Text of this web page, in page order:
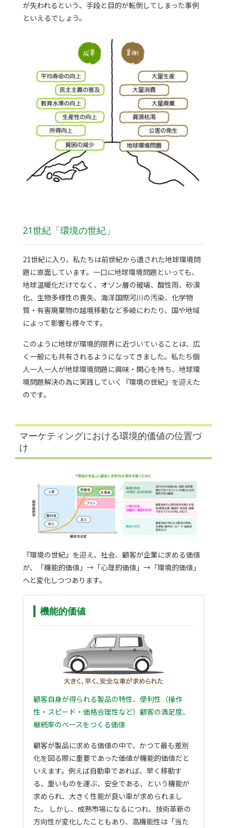
が失われるという、手段と目的が転倒してしまった事例
といえるでしょう。
21世紀「環境の世紀」
21世紀に入り、私たちは前世紀から遺された地球環境問
題に直面しています。一口に地球環境問題といっても、
地球温暖化だけでなく、オゾン層の破壊、酸性雨、砂漠
化、生物多様性の喪失、海洋国際河川の汚染、化学物
質・有害廃棄物の越境移動など多岐にわたり、国や地域
によって影響も様々です。
このように地球が環境的限界に近づいていることは、広
く一般にも共有されるようになってきました。私たち個
人一人一人が地球環境問題に興味・関心を持ち、地球環
境問題解決の為に実践していく『環境の世紀』を迎えた
のです。
マーケティングにおける環境的価値の位置づ
け
『環境の世紀』を迎え、社会、顧客が企業に求める価値
が、「機能的価値」→「心理的価値」→「環境的価値」
へと変化しつつあります。
機能的価値
顧客自身が得られる製品の特性、便利性（操作
性・スピード・価格合理性など）顧客の満足度、
継続率のベースをつくる価値
顧客が製品に求める価値の中で、かつて最も差別
化を図る際に重要であった価値が機能的価値だと
いえます。例えば自動車であれば、早く移動す
る、重いものを運ぶ、安全である、という機能が
求められ、大きく性能が良い車が求められまし
た。 しかし、成熟市場になるにつれ、技術革新の
方向性が変化したこともあり、高機能性は「当た